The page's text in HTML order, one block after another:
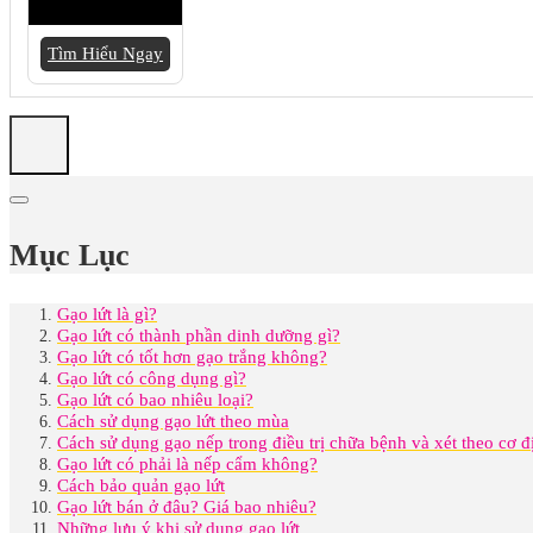
Tìm Hiểu Ngay
Mục Lục
Gạo lứt là gì?
Gạo lứt có thành phần dinh dưỡng gì?
Gạo lứt có tốt hơn gạo trắng không?
Gạo lứt có công dụng gì?
Gạo lứt có bao nhiêu loại?
Cách sử dụng gạo lứt theo mùa
Cách sử dụng gạo nếp trong điều trị chữa bệnh và xét theo cơ
Gạo lứt có phải là nếp cẩm không?
Cách bảo quản gạo lứt
Gạo lứt bán ở đâu? Giá bao nhiêu?
Những lưu ý khi sử dụng gạo lứt